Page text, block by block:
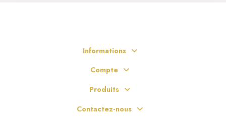
Informations
Compte
Produits
Contactez-nous